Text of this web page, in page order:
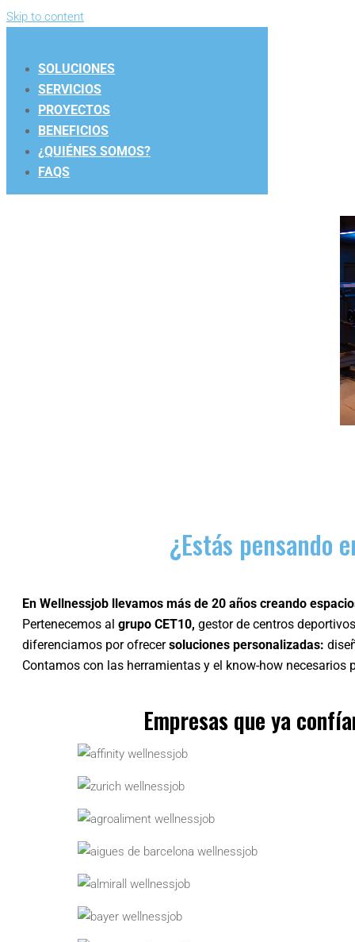
Skip to content
SOLUCIONES
SERVICIOS
PROYECTOS
BENEFICIOS
¿QUIÉNES SOMOS?
FAQS
¿Estás pensando
En Wellnessjob llevamos más de 20 años creando
Pertenecemos al grupo CET10, gestor de centros
diferenciamos por ofrecersoluciones personalizadas:
Contamos con las herramientas y el know-how
Empresas que ya